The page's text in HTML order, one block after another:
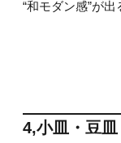
“和モダン感”が
4,小皿・豆